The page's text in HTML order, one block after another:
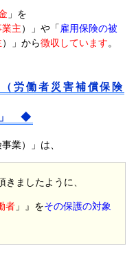
」を
業主）」や「 雇用保険の被
）」から徴収しています。
労働者災害補償保険
」 ◆
業）」は、
きましたように、
者 」』をその保護の対象